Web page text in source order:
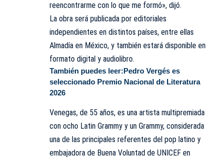
reencontrarme con lo que me formó», dijó.
La obra será publicada por editoriales
independientes en distintos países, entre ellas
Almadía en México, y también estará disponible en
formato digital y audiolibro.
También puedes leer:Pedro Vergés es
seleccionado Premio Nacional de Literatura
2026
Venegas, de 55 años, es una artista multipremiada
con ocho Latin Grammy y un Grammy, considerada
una de las principales referentes del pop latino y
embajadora de Buena Voluntad de UNICEF en